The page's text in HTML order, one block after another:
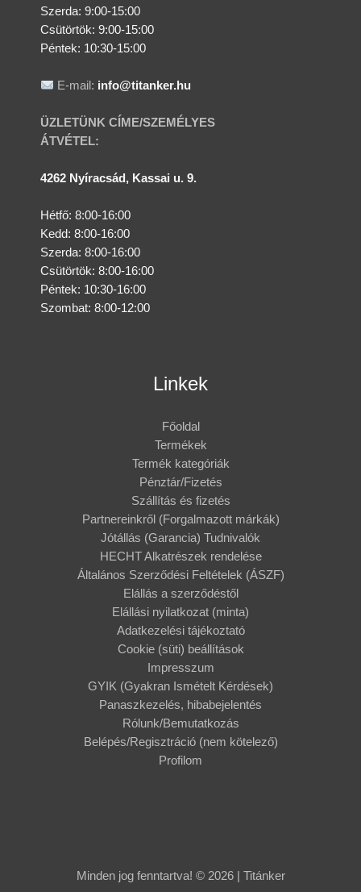
Szerda: 9:00-15:00
Csütörtök: 9:00-15:00
Péntek: 10:30-15:00
E-mail: info@titanker.hu
ÜZLETÜNK CÍME/SZEMÉLYES
ÁTVÉTEL:
4262 Nyíracsád, Kassai u. 9.
Hétfő: 8:00-16:00
Kedd: 8:00-16:00
Szerda: 8:00-16:00
Csütörtök: 8:00-16:00
Péntek: 10:30-16:00
Szombat: 8:00-12:00
Linkek
Főoldal
Termékek
Termék kategóriák
Pénztár/Fizetés
Szállítás és fizetés
Partnereinkről (Forgalmazott márkák)
Jótállás (Garancia) Tudnivalók
HECHT Alkatrészek rendelése
Általános Szerződési Feltételek (ÁSZF)
Elállás a szerződéstől
Elállási nyilatkozat (minta)
Adatkezelési tájékoztató
Cookie (süti) beállítások
Impresszum
GYIK (Gyakran Ismételt Kérdések)
Panaszkezelés, hibabejelentés
Rólunk/Bemutatkozás
Belépés/Regisztráció (nem kötelező)
Profilom
Minden jog fenntartva! © 2026 | Titánker